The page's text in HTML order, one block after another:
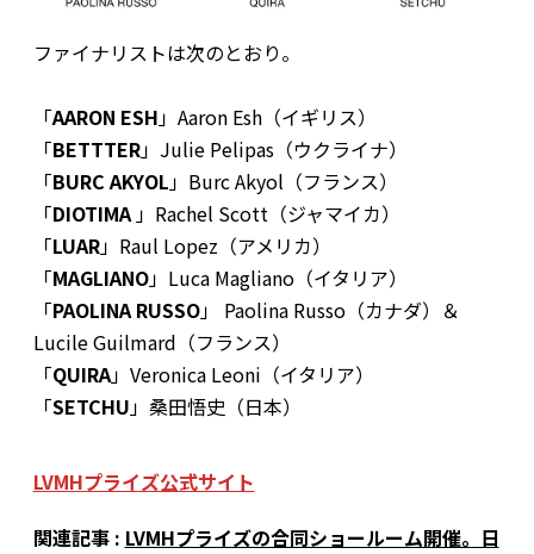
ファイナリストは次のとおり。
「AARON ESH」Aaron Esh（イギリス）
「BETTTER」 Julie Pelipas（ウクライナ）
「BURC AKYOL」 Burc Akyol（フランス）
「DIOTIMA」 Rachel Scott（ジャマイカ）
「LUAR」 Raul Lopez（アメリカ）
「MAGLIANO」 Luca Magliano（イタリア）
「PAOLINA RUSSO」
Paolina Russo（カナダ）＆
Lucile Guilmard（フランス）
「QUIRA」 Veronica Leoni（イタリア）
「SETCHU」 桑田悟史（日本）
LVMHプライズ公式サイト
関連記事 : LVMHプライズの合同ショールーム開催。日